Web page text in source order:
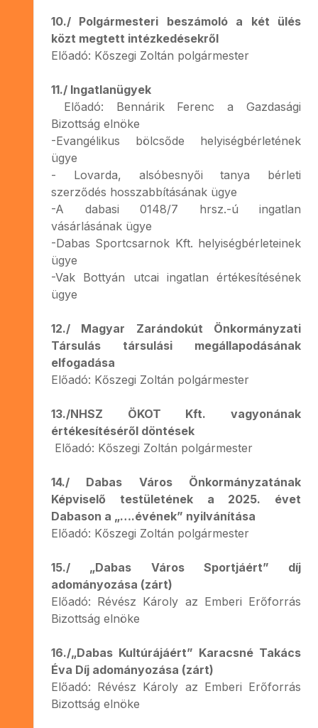
10./ Polgármesteri beszámoló a két ülés
közt megtett intézkedésekről
Előadó: Kőszegi Zoltán polgármester
11./ Ingatlanügyek
Előadó: Bennárik Ferenc a Gazdasági
Bizottság elnöke
-Evangélikus bölcsőde helyiségbérletének
ügye
- Lovarda, alsóbesnyői tanya bérleti
szerződés hosszabbításának ügye
-A dabasi 0148/7 hrsz.-ú ingatlan
vásárlásának ügye
-Dabas Sportcsarnok Kft. helyiségbérleteinek
ügye
-Vak Bottyán utcai ingatlan értékesítésének
ügye
12./ Magyar Zarándokút Önkormányzati
Társulás társulási megállapodásának
elfogadása
Előadó: Kőszegi Zoltán polgármester
13./NHSZ ÖKOT Kft. vagyonának
értékesítéséről döntések
Előadó: Kőszegi Zoltán polgármester
14./ Dabas Város Önkormányzatának
Képviselő testületének a 2025. évet
Dabason a „….évének” nyilvánítása
Előadó: Kőszegi Zoltán polgármester
15./ „Dabas Város Sportjáért” díj
adományozása (zárt)
Előadó: Révész Károly az Emberi Erőforrás
Bizottság elnöke
16./„Dabas Kultúrájáért” Karacsné Takács
Éva Díj adományozása (zárt)
Előadó: Révész Károly az Emberi Erőforrás
Bizottság elnöke